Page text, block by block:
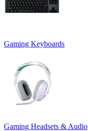
Gaming Keyboards
Gaming Headsets & Audio